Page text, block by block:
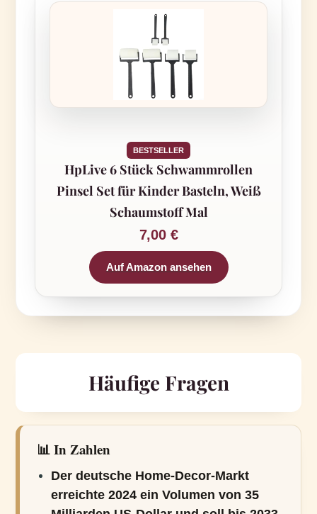
BESTSELLER
HpLive 6 Stück Schwammrollen
Pinsel Set für Kinder Basteln, Weiß
Schaumstoff Mal
7,00 €
Auf Amazon ansehen
Häufige Fragen
📊 In Zahlen
Der deutsche Home-Decor-Markt
erreichte 2024 ein Volumen von 35